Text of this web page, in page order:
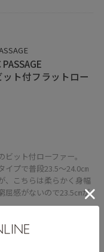
ット付フラットロー
ット付ローファー。
イプで普段23.5〜24.0㎝
、こちらは柔らかく身幅
屈感がないので23.5㎝が
数スタッフも愛用中で